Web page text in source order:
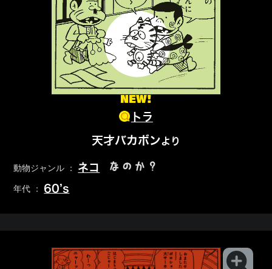
NEW!
トラ
天才バカボンより
動物ジャンル ： ネコ なのか？
年代 ： 60’s